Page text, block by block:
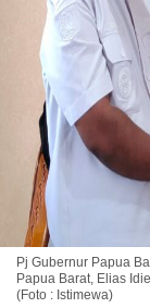
Pj Gubernur Papua
Papua Barat, Elias
(Foto : Istimewa)